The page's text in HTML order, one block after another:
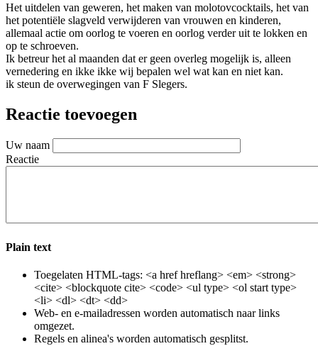
Het uitdelen van geweren, het maken van molotovcocktails, het van
het potentiële slagveld verwijderen van vrouwen en kinderen,
allemaal actie om oorlog te voeren en oorlog verder uit te lokken en
op te schroeven.
Ik betreur het al maanden dat er geen overleg mogelijk is, alleen
vernedering en ikke ikke wij bepalen wel wat kan en niet kan.
ik steun de overwegingen van F Slegers.
Reactie toevoegen
Uw naam
Reactie
Plain text
Toegelaten HTML-tags: <a href hreflang> <em> <strong>
<cite> <blockquote cite> <code> <ul type> <ol start type>
<li> <dl> <dt> <dd>
Web- en e-mailadressen worden automatisch naar links
omgezet.
Regels en alinea's worden automatisch gesplitst.